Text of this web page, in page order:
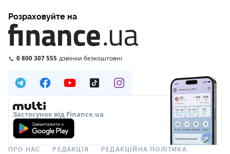
Розраховуйте на
0 800 307 555 дзвінки безкоштовні
Застосунок від Finance.ua
ПРО НАС РЕДАКЦІЯ РЕДАКЦІЙНА ПОЛІТИКА